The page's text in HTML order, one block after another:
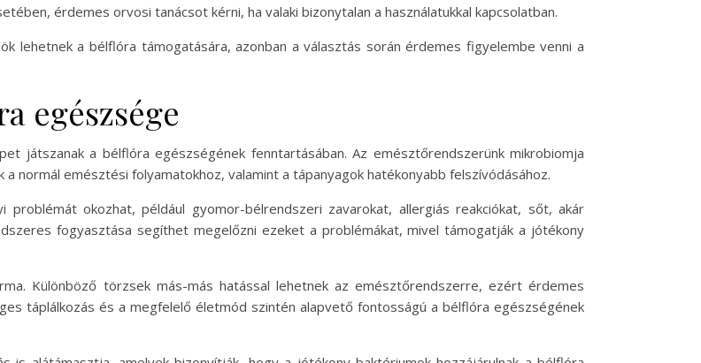
érdemes orvosi tanácsot kérni, ha valaki bizonytalan a használatukkal kapcsolatban.
lehetnek a bélflóra támogatására, azonban a választás során érdemes figyelembe venni a
egészsége
játszanak a bélflóra egészségének fenntartásában. Az emésztőrendszerünk mikrobiomja
normál emésztési folyamatokhoz, valamint a tápanyagok hatékonyabb felszívódásához.
problémát okozhat, például gyomor-bélrendszeri zavarokat, allergiás reakciókat, sőt, akár
fogyasztása segíthet megelőzni ezeket a problémákat, mivel támogatják a jótékony
Különböző törzsek más-más hatással lehetnek az emésztőrendszerre, ezért érdemes
táplálkozás és a megfelelő életmód szintén alapvető fontosságú a bélflóra egészségének